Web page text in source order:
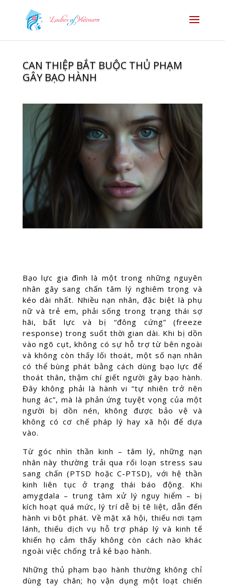
CAN THIỆP BẮT BUỘC THỦ PHẠM
GÂY BẠO HÀNH
Bạo lực gia đình là một trong những nguyên
nhân gây sang chấn tâm lý nghiêm trọng và
kéo dài nhất. Nhiều nạn nhân, đặc biệt là phụ
nữ và trẻ em, phải sống trong trạng thái sợ
hãi, bất lực và bị “đông cứng” (freeze
response) trong suốt thời gian dài. Khi bị dồn
vào ngõ cụt, không có sự hỗ trợ từ bên ngoài
và không còn thấy lối thoát, một số nạn nhân
có thể bùng phát bằng cách dùng bạo lực để
thoát thân, thậm chí giết người gây bạo hành.
Đây không phải là hành vi “tự nhiên trở nên
hung ác”, mà là phản ứng tuyệt vọng của một
người bị dồn nén, không được bảo vệ và
không có cơ chế pháp lý hay xã hội để dựa
vào.
Từ góc nhìn thần kinh – tâm lý, những nạn
nhân này thường trải qua rối loạn stress sau
sang chấn (PTSD hoặc C-PTSD), với hệ thần
kinh liên tục ở trạng thái báo động. Khi
amygdala – trung tâm xử lý nguy hiểm – bị
kích hoạt quá mức, lý trí dễ bị tê liệt, dẫn đến
hành vi bột phát. Về mặt xã hội, thiếu nơi tạm
lánh, thiếu dịch vụ hỗ trợ pháp lý và kinh tế
khiến họ cảm thấy không còn cách nào khác
ngoài việc chống trả kẻ bạo hành.
Những thủ phạm bạo hành thường không chỉ
dùng tay chân; họ vận dụng một loạt chiến